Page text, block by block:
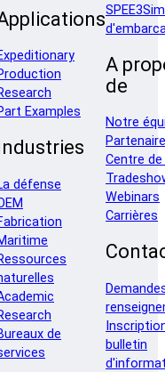
Examples
Industries
défense
de
A
de
Notre
Centre
Webinars
Carrières
bulletin